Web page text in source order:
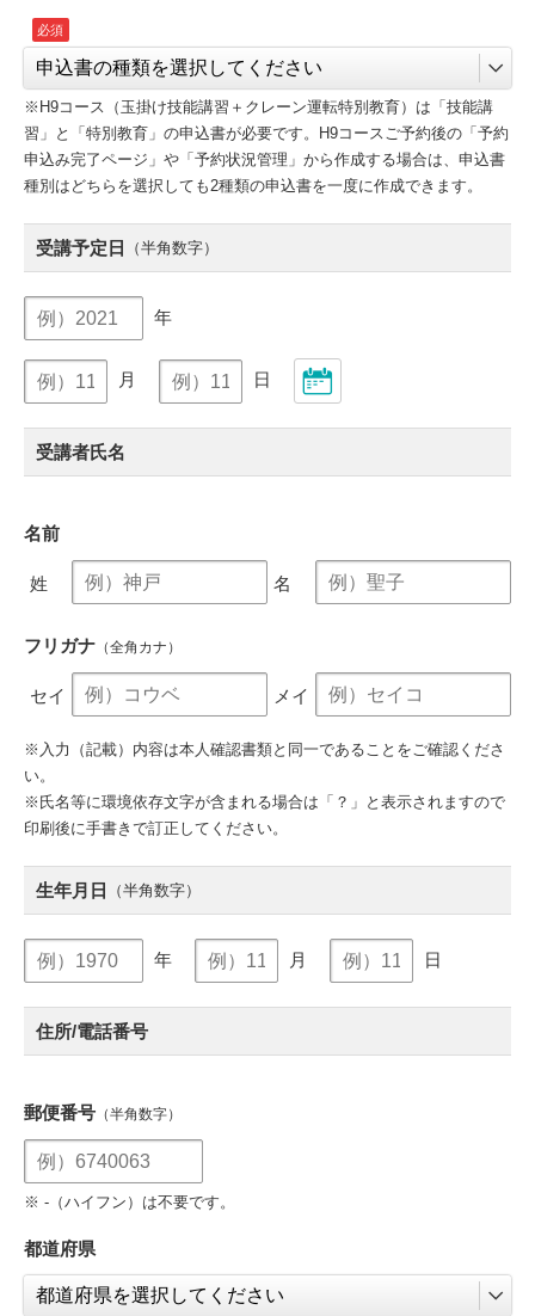
※H9コース（玉掛け技能講習＋クレーン運転特別教育）は「技能講
習」と「特別教育」の申込書が必要です。H9コースご予約後の「予約
申込み完了ページ」や「予約状況管理」から作成する場合は、申込書
種別はどちらを選択しても2種類の申込書を一度に作成できます。
受講予定日 （半角数字）
年
月 日
受講者氏名
名前
姓 名
フリガナ （全角カナ）
セイ メイ
※入力（記載）内容は本人確認書類と同一であることをご確認くださ
い。
※氏名等に環境依存文字が含まれる場合は「？」と表示されますので
印刷後に手書きで訂正してください。
生年月日 （半角数字）
年 月 日
住所/電話番号
郵便番号 （半角数字）
※ -（ハイフン）は不要です。
都道府県